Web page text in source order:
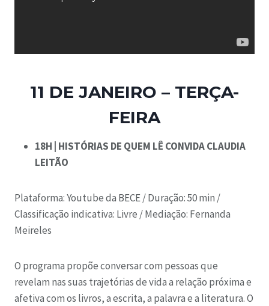
11 DE JANEIRO – TERÇA-
FEIRA
18H | HISTÓRIAS DE QUEM LÊ CONVIDA CLAUDIA
LEITÃO
Plataforma: Youtube da BECE /Duração: 50 min /
Classificação indicativa: Livre /Mediação: Fernanda
Meireles
O programa propõe conversar com pessoas que
revelam nas suas trajetórias de vida a relação próxima e
afetiva com os livros, a escrita, a palavra e a literatura. O